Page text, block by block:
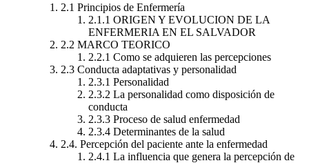
2.1 Principios de Enfermería
2.1.1 ORIGEN Y EVOLUCION DE LA
ENFERMERIA EN EL SALVADOR
2.2 MARCO TEORICO
2.2.1 Como se adquieren las percepciones
2.3 Conducta adaptativas y personalidad
2.3.1 Personalidad
2.3.2 La personalidad como disposición de
conducta
2.3.3 Proceso de salud enfermedad
2.3.4 Determinantes de la salud
2.4. Percepción del paciente ante la enfermedad
2.4.1 La influencia que genera la percepción de